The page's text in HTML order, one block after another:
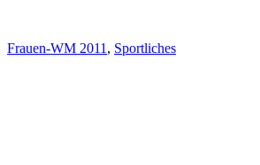
Frauen-WM 2011 , Sportliches